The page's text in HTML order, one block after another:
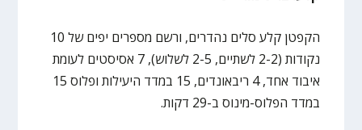
הקפטן קלע סלים נהדרים, ורשם מספרים יפים של 10
נקודות (2-2 לשתיים, 2-5 לשלוש), 7 אסיסטים לעומת
איבוד אחד, 4 ריבאונדים, 15 במדד היעילות ופלוס 15
במדד הפלוס-מינוס ב-29 דקות.